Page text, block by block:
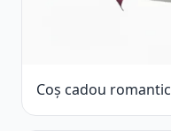
Coș cadou romantic